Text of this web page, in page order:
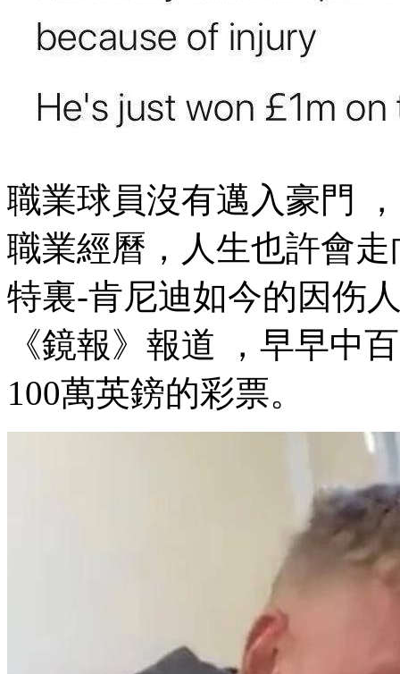
職業球員沒有邁入豪門
職業經曆，人生也許會走
特裏-肯尼迪如今的因伤
《鏡報》報道  ，早早
100萬英鎊的彩票。